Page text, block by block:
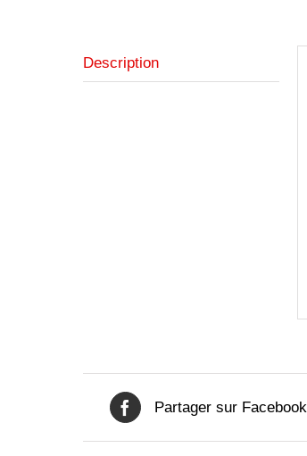
Description
Partager sur Facebook